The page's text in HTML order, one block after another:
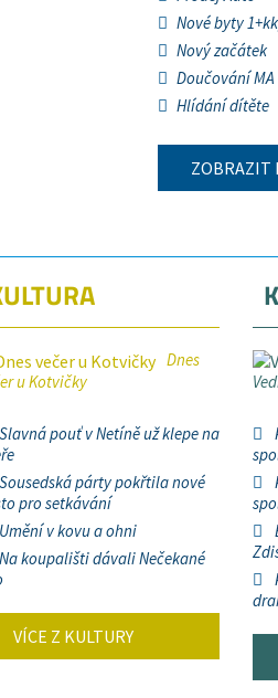
Nové byty
Nový začátek
Doučování MA
Hlídání dítěte
ZOBRAZIT
Dnes
u Kotvičky
Slavná pouť v Netíně už klepe na
Sousedská párty pokřtila nové
pro setkávání
Umění v kovu a ohni
Na koupališti dávali Nečekané
VÍCE Z KULTURY